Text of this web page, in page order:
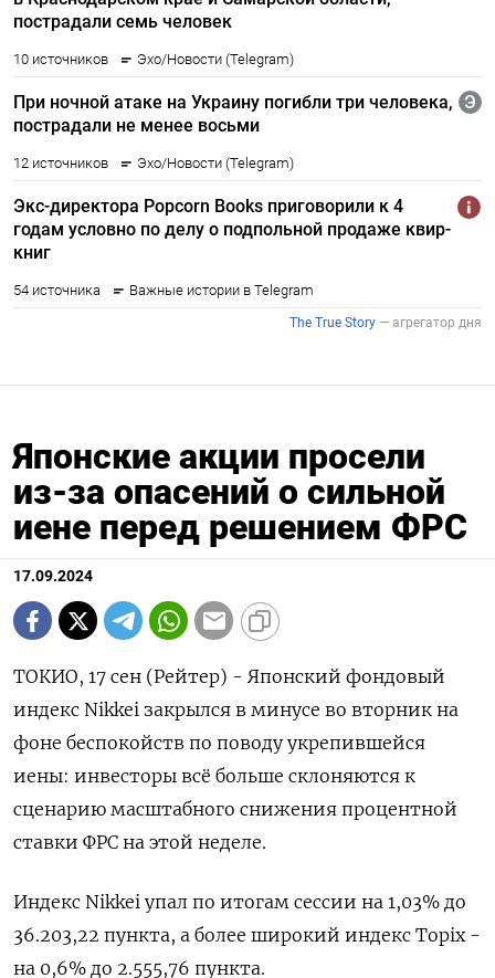
Японские акции просели
из-за опасений о сильной
иене перед решением ФРС
17.09.2024
ТОКИО, 17 сен (Рейтер) - Японский фондовый
индекс Nikkei закрылся в минусе во вторник на
фоне беспокойств по поводу укрепившейся
иены: инвесторы всё больше склоняются к
сценарию масштабного снижения процентной
ставки ФРС на этой неделе.
Индекс Nikkei упал по итогам сессии на 1,03% до
36.203,22 пункта, а более широкий индекс Topix -
на 0,6% до 2.555,76 пункта.